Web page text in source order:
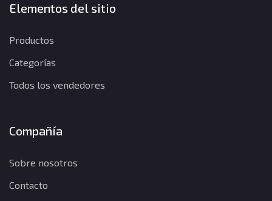
Elementos del sitio
Productos
Categorías
Todos los vendedores
Compañía
Sobre nosotros
Contacto